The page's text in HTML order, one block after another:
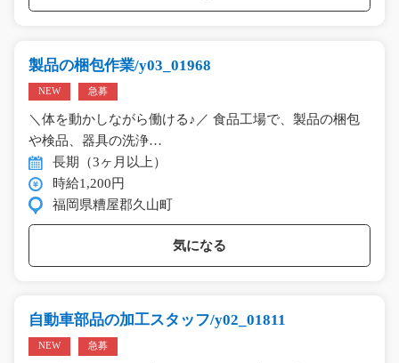
製品の梱包作業/y03_01968
NEW 急募
＼体を動かしながら働ける♪／ 食品工場で、製品の梱包
や検品、器具の洗浄…
長期（3ヶ月以上）
時給1,200円
福岡県糟屋郡久山町
気になる
自動車部品の加工スタッフ/y02_01811
NEW 急募